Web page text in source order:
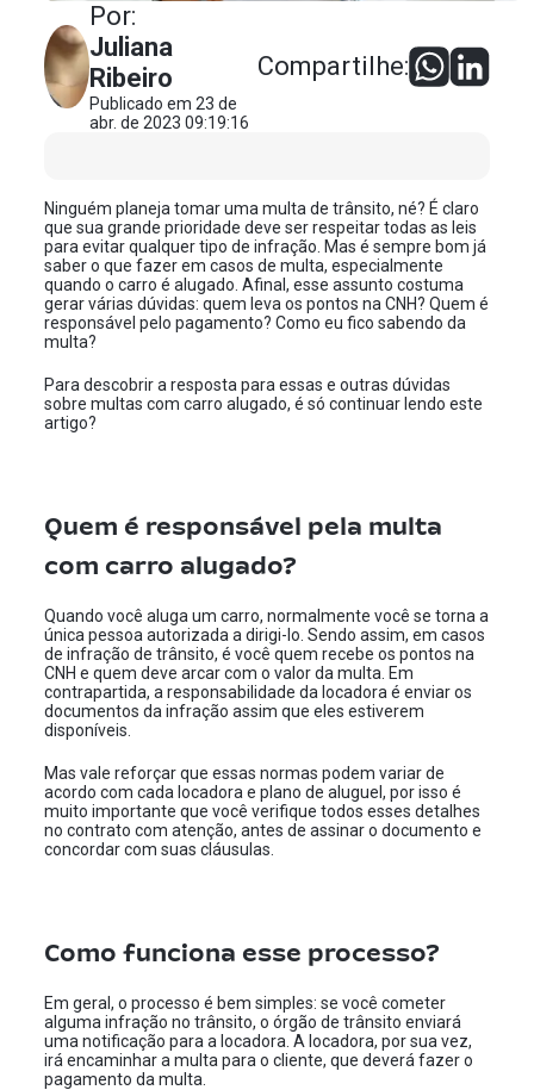
Por:
Juliana
Ribeiro
Publicado em 23 de
abr. de 2023 09:19:16
Compartilhe:
Ninguém planeja tomar uma multa de trânsito, né? É claro
que sua grande prioridade deve ser respeitar todas as leis
para evitar qualquer tipo de infração. Mas é sempre bom já
saber o que fazer em casos de multa, especialmente
quando o carro é alugado. Afinal, esse assunto costuma
gerar várias dúvidas: quem leva os pontos na CNH? Quem é
responsável pelo pagamento? Como eu fico sabendo da
multa?
Para descobrir a resposta para essas e outras dúvidas
sobre multas com carro alugado, é só continuar lendo este
artigo?
Quem é responsável pela multa
com carro alugado?
Quando você aluga um carro, normalmente você se torna a
única pessoa autorizada a dirigi-lo. Sendo assim, em casos
de infração de trânsito, é você quem recebe os pontos na
CNH e quem deve arcar com o valor da multa. Em
contrapartida, a responsabilidade da locadora é enviar os
documentos da infração assim que eles estiverem
disponíveis.
Mas vale reforçar que essas normas podem variar de
acordo com cada locadora e plano de aluguel, por isso é
muito importante que você verifique todos esses detalhes
no contrato com atenção, antes de assinar o documento e
concordar com suas cláusulas.
Como funciona esse processo?
Em geral, o processo é bem simples: se você cometer
alguma infração no trânsito, o órgão de trânsito enviará
uma notificação para a locadora. A locadora, por sua vez,
irá encaminhar a multa para o cliente, que deverá fazer o
pagamento da multa.